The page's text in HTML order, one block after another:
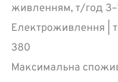
живленням, т/год
Електроживлення |
380
Максимальна